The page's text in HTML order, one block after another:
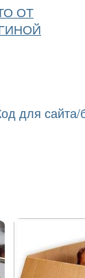
ОТ
для сайта/